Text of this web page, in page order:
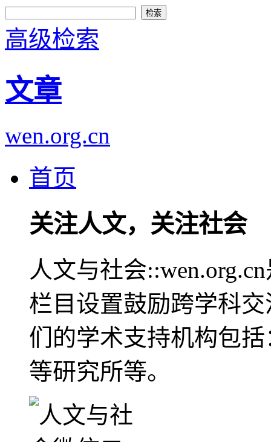
高级检索
文章
wen.org.cn
首页
关注人文，关注社会
人文与社会
栏目设置鼓励跨学科
们的学术支持机构包
等研究所等。